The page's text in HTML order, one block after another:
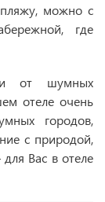
можно с
где
от шумных
отеле очень
городов,
с природой,
Вас в отеле